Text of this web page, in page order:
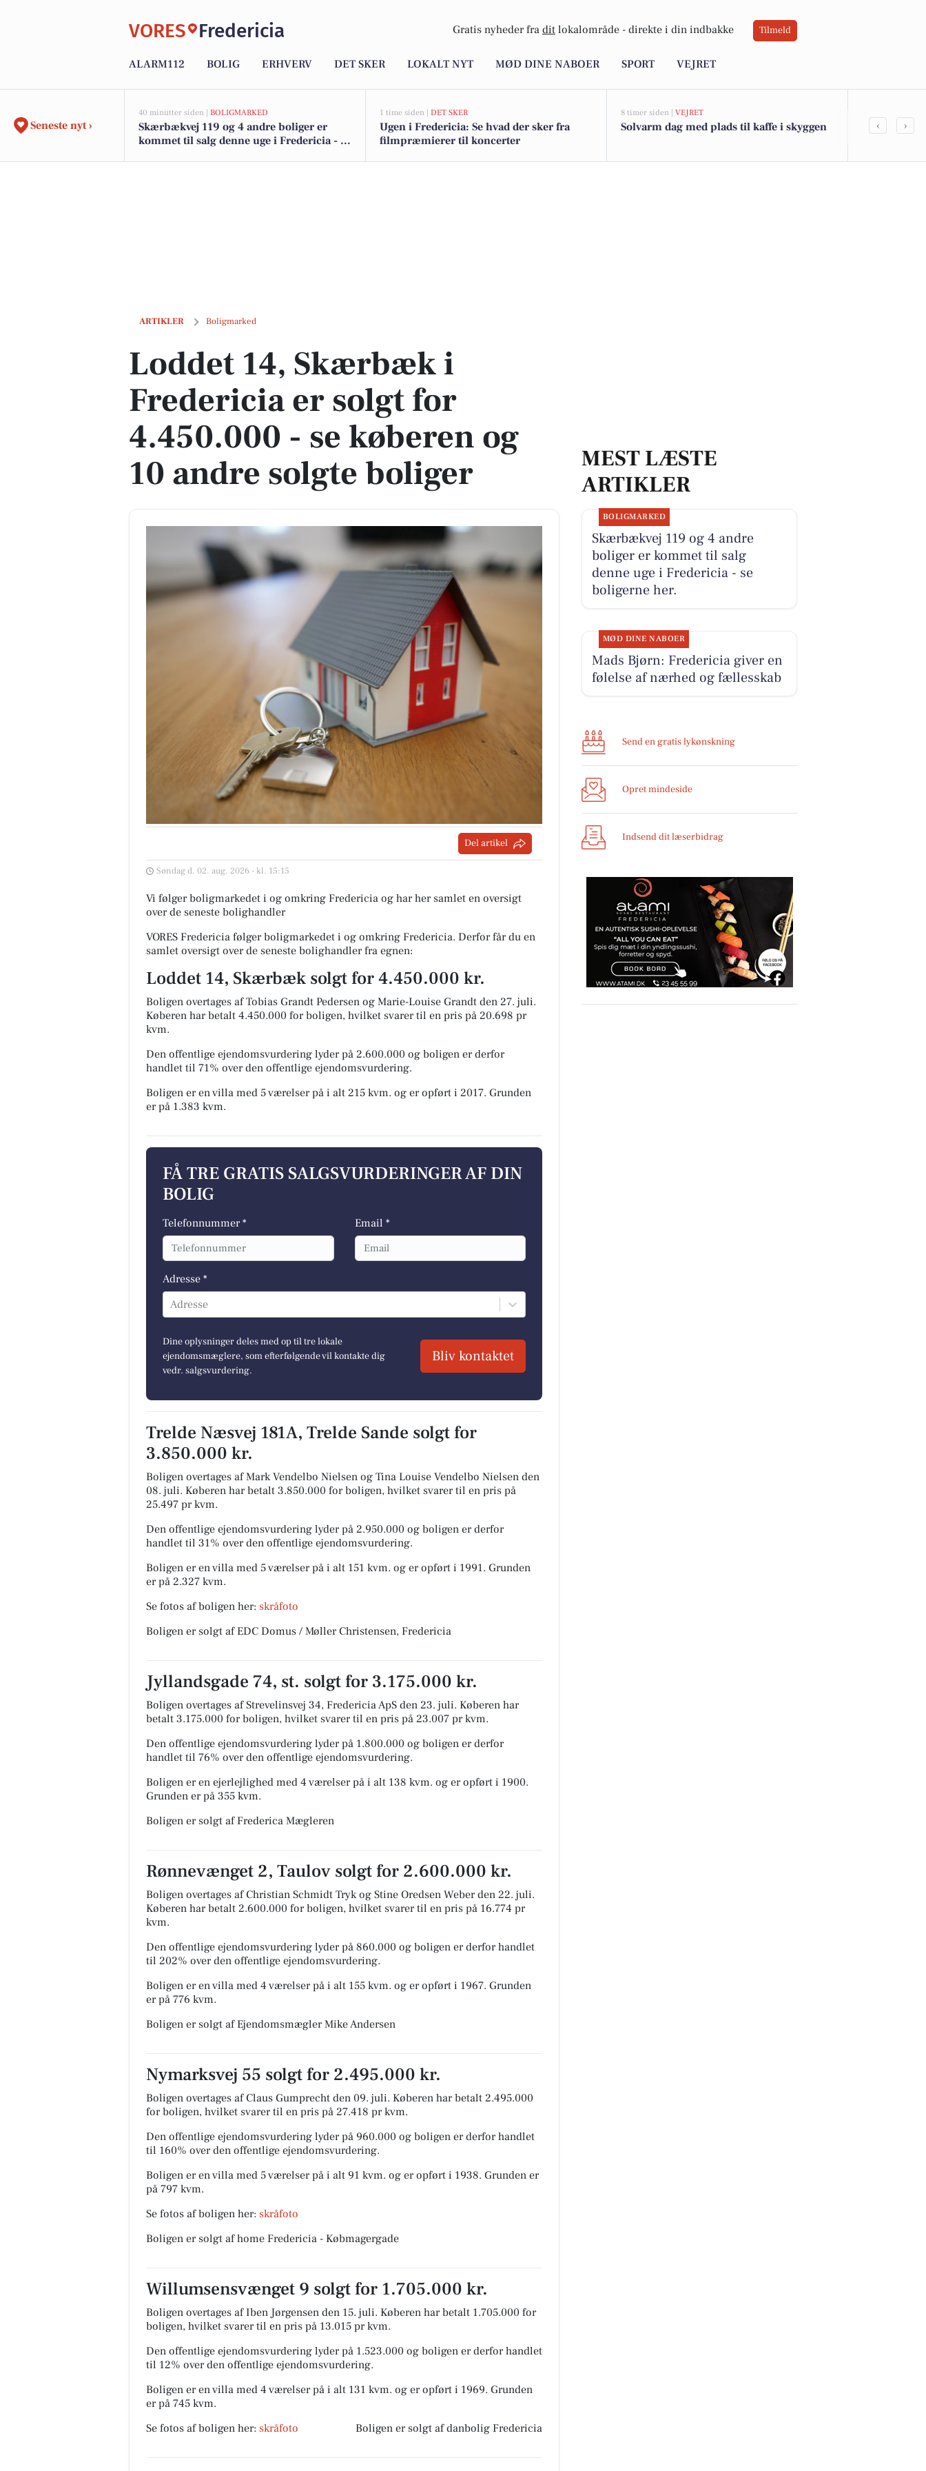
VORES Fredericia Gratis nyheder fra dit lokalområde - direkte i din indbakke Tilmeld
ALARM112 BOLIG ERHVERV DET SKER LOKALT NYT MØD DINE NABOER SPORT VEJRET
Seneste nyt ›
40 minutter siden | BOLIGMARKED
Skærbækvej 119 og 4 andre boliger er
kommet til salg denne uge i Fredericia - se
1 time siden | DET SKER
Ugen i Fredericia: Se hvad der sker fra
filmpræmierer til koncerter
8 timer siden | VEJRET
Solvarm dag med plads til kaffe i skyggen ‹ ›
ARTIKLER Boligmarked
Loddet 14, Skærbæk i Fredericia er solgt for 4.450.000 - se køberen og 10 andre solgte boliger
Loddet 14, Skærbæk i
Fredericia er solgt for
4.450.000 - se køberen og
10 andre solgte boliger
Del artikel
Søndag d. 02. aug. 2026 - kl. 15:15
Vi følger boligmarkedet i og omkring Fredericia og har her samlet en oversigt
over de seneste bolighandler
VORES Fredericia følger boligmarkedet i og omkring Fredericia. Derfor får du en
samlet oversigt over de seneste bolighandler fra egnen:
Loddet 14, Skærbæk solgt for 4.450.000 kr.
Boligen overtages af Tobias Grandt Pedersen og Marie-Louise Grandt den 27. juli.
Køberen har betalt 4.450.000 for boligen, hvilket svarer til en pris på 20.698 pr
kvm.
Den offentlige ejendomsvurdering lyder på 2.600.000 og boligen er derfor
handlet til 71% over den offentlige ejendomsvurdering.
Boligen er en villa med 5 værelser på i alt 215 kvm. og er opført i 2017. Grunden
er på 1.383 kvm.
FÅ TRE GRATIS SALGSVURDERINGER AF DIN
BOLIG
Telefonnummer * Email *
Adresse *
Adresse
Dine oplysninger deles med op til tre lokale
ejendomsmæglere, som efterfølgende vil kontakte dig
vedr. salgsvurdering.
Bliv kontaktet
Trelde Næsvej 181A, Trelde Sande solgt for
3.850.000 kr.
Boligen overtages af Mark Vendelbo Nielsen og Tina Louise Vendelbo Nielsen den
08. juli. Køberen har betalt 3.850.000 for boligen, hvilket svarer til en pris på
25.497 pr kvm.
Den offentlige ejendomsvurdering lyder på 2.950.000 og boligen er derfor
handlet til 31% over den offentlige ejendomsvurdering.
Boligen er en villa med 5 værelser på i alt 151 kvm. og er opført i 1991. Grunden
er på 2.327 kvm.
Se fotos af boligen her: skråfoto
Boligen er solgt af EDC Domus / Møller Christensen, Fredericia
Jyllandsgade 74, st. solgt for 3.175.000 kr.
Boligen overtages af Strevelinsvej 34, Fredericia ApS den 23. juli. Køberen har
betalt 3.175.000 for boligen, hvilket svarer til en pris på 23.007 pr kvm.
Den offentlige ejendomsvurdering lyder på 1.800.000 og boligen er derfor
handlet til 76% over den offentlige ejendomsvurdering.
Boligen er en ejerlejlighed med 4 værelser på i alt 138 kvm. og er opført i 1900.
Grunden er på 355 kvm.
Boligen er solgt af Frederica Mægleren
Rønnevænget 2, Taulov solgt for 2.600.000 kr.
Boligen overtages af Christian Schmidt Tryk og Stine Oredsen Weber den 22. juli.
Køberen har betalt 2.600.000 for boligen, hvilket svarer til en pris på 16.774 pr
kvm.
Den offentlige ejendomsvurdering lyder på 860.000 og boligen er derfor handlet
til 202% over den offentlige ejendomsvurdering.
Boligen er en villa med 4 værelser på i alt 155 kvm. og er opført i 1967. Grunden
er på 776 kvm.
Boligen er solgt af Ejendomsmægler Mike Andersen
Nymarksvej 55 solgt for 2.495.000 kr.
Boligen overtages af Claus Gumprecht den 09. juli. Køberen har betalt 2.495.000
for boligen, hvilket svarer til en pris på 27.418 pr kvm.
Den offentlige ejendomsvurdering lyder på 960.000 og boligen er derfor handlet
til 160% over den offentlige ejendomsvurdering.
Boligen er en villa med 5 værelser på i alt 91 kvm. og er opført i 1938. Grunden er
på 797 kvm.
Se fotos af boligen her: skråfoto
Boligen er solgt af home Fredericia - Købmagergade
Willumsensvænget 9 solgt for 1.705.000 kr.
Boligen overtages af Iben Jørgensen den 15. juli. Køberen har betalt 1.705.000 for
boligen, hvilket svarer til en pris på 13.015 pr kvm.
Den offentlige ejendomsvurdering lyder på 1.523.000 og boligen er derfor handlet
til 12% over den offentlige ejendomsvurdering.
Boligen er en villa med 4 værelser på i alt 131 kvm. og er opført i 1969. Grunden
er på 745 kvm.
Se fotos af boligen her: skråfoto Boligen er solgt af danbolig Fredericia
MEST LÆSTE
ARTIKLER
BOLIGMARKED
Skærbækvej 119 og 4 andre
boliger er kommet til salg
denne uge i Fredericia - se
boligerne her.
MØD DINE NABOER
Mads Bjørn: Fredericia giver en
følelse af nærhed og fællesskab
Send en gratis lykønskning
Opret mindeside
Indsend dit læserbidrag